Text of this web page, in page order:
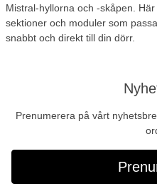
Mistral-hyllorna och -skåpen.
sektioner och moduler som
snabbt och direkt till din dörr.
Prenumerera på vårt